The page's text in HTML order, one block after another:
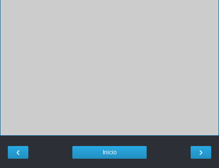
‹ ›
Inicio